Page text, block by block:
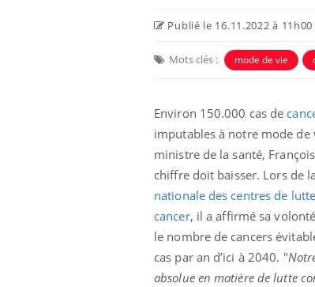
Publié le 16.11.2022 à 11h00
Mots clés : mode de vie
Environ 150.000 cas de
imputables à notre mode de
ministre de la santé,
chiffre doit baisser. Lors de la
nationale des centres de
cancer, il a affirmé sa
le nombre de cancers
cas par an d’ici à 2040. "
absolue en matière de lutte
La sieste empêche-t-elle
de dormir la nuit ?
VIH : la fin du
tous les jours se
elle enfin ?